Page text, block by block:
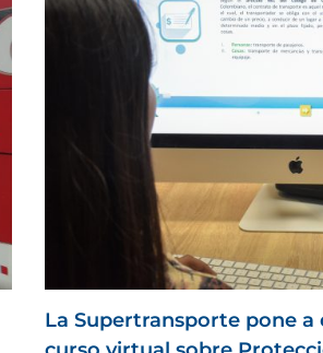
La Supertransporte pone